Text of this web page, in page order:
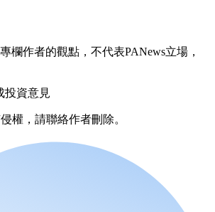
欄作者的觀點，不代表PANews立場，
投資意見
權，請聯絡作者刪除。